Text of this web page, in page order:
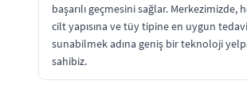
başarılı geçmesini sağlar. Merkezimizde,
cilt yapısına ve tüy tipine en uygun
sunabilmek adına geniş bir teknoloji
sahibiz.